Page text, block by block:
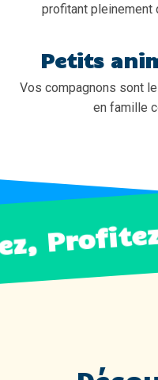
profitant pleinement
Petits
Vos compagnons sont
en famille